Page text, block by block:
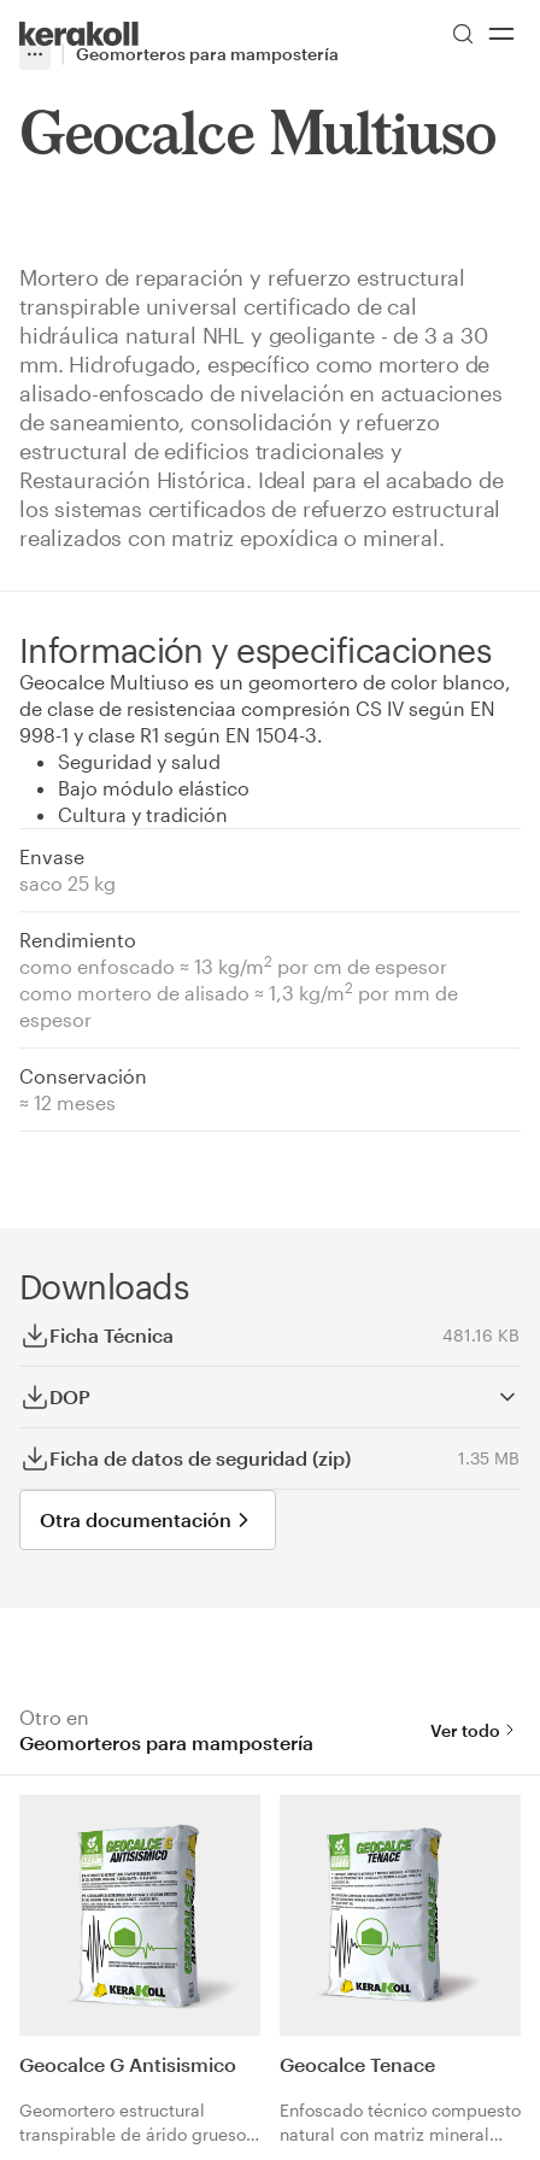
Go to Homepage
More
Toggle menu
Geomorteros para mampostería
Geocalce Multiuso
Mortero de reparación y refuerzo estructural
transpirable universal certificado de cal
hidráulica natural NHL y geoligante - de 3 a 30
mm. Hidrofugado, específico como mortero de
alisado-enfoscado de nivelación en actuaciones
de saneamiento, consolidación y refuerzo
estructural de edificios tradicionales y
Restauración Histórica. Ideal para el acabado de
los sistemas certificados de refuerzo estructural
realizados con matriz epoxídica o mineral.
Información y especificaciones
Geocalce Multiuso es un geomortero de color blanco,
de clase de resistenciaa compresión CS IV según EN
998-1 y clase R1 según EN 1504-3.
Seguridad y salud
Bajo módulo elástico
Cultura y tradición
Envase
saco 25 kg
Rendimiento
como enfoscado ≈ 13 kg/m2 por cm de espesor
como mortero de alisado ≈ 1,3 kg/m2 por mm de
espesor
Conservación
≈ 12 meses
Downloads
Ficha Técnica 481.16 KB
DOP
Ficha de datos de seguridad (zip) 1.35 MB
Otra documentación
Otro en
Geomorteros para mampostería
Ver todo
Geocalce G Antisismico
Geomortero estructural
transpirable de árido grueso
Geocalce Tenace
Enfoscado técnico compuesto
natural con matriz mineral